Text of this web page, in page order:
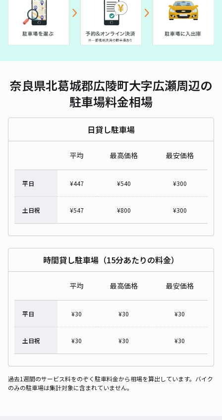
奈良県北葛城郡広陵町大字広瀬周辺の
駐車場料金相場
日貸し駐車場
平均 最高価格 最安価格
平日 ¥447 ¥540 ¥300
土日祝 ¥547 ¥800 ¥300
時間貸し駐車場（15分あたりの料金）
平均 最高価格 最安価格
平日 ¥30 ¥30 ¥30
土日祝 ¥30 ¥30 ¥30
過去1週間のサービス料をのぞく駐車料金から相場を算出しています。バイク
のみの駐車場は集計対象に含まれていません。